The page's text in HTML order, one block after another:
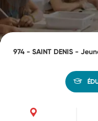
974 - SAINT DENIS -